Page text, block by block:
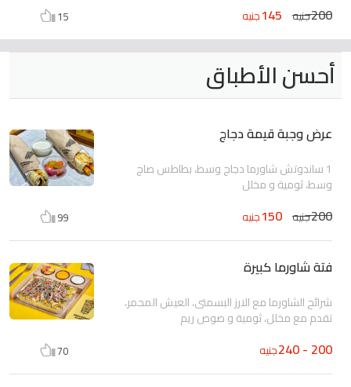
200جنيه 145جنيه 15
أحسن الأطباق
عرض وجبة قيمة دجاج
1 ساندوتش شاورما دجاج وسط، بطاطس صاج
وسط، ثومية و مخلل
200جنيه 150جنيه 99
فتة شاورما كبيرة
شرائح الشاورما مع الارز البسمتى، العيش المحمر،
تقدم مع مخلل، ثومية و صوص ريم
200 - 240 جنيه 70